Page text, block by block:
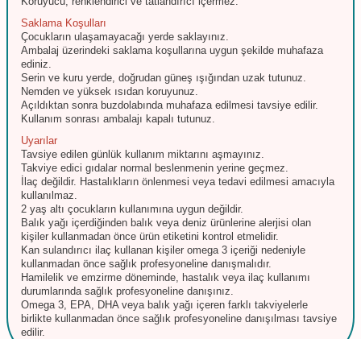
Saklama Koşulları
Çocukların ulaşamayacağı yerde saklayınız.
Ambalaj üzerindeki saklama koşullarına uygun şekilde muhafaza
ediniz.
Serin ve kuru yerde, doğrudan güneş ışığından uzak tutunuz.
Nemden ve yüksek ısıdan koruyunuz.
Açıldıktan sonra buzdolabında muhafaza edilmesi tavsiye edilir.
Kullanım sonrası ambalajı kapalı tutunuz.
Uyarılar
Tavsiye edilen günlük kullanım miktarını aşmayınız.
Takviye edici gıdalar normal beslenmenin yerine geçmez.
İlaç değildir. Hastalıkların önlenmesi veya tedavi edilmesi amacıyla
kullanılmaz.
2 yaş altı çocukların kullanımına uygun değildir.
Balık yağı içerdiğinden balık veya deniz ürünlerine alerjisi olan
kişiler kullanmadan önce ürün etiketini kontrol etmelidir.
Kan sulandırıcı ilaç kullanan kişiler omega 3 içeriği nedeniyle
kullanmadan önce sağlık profesyoneline danışmalıdır.
Hamilelik ve emzirme döneminde, hastalık veya ilaç kullanımı
durumlarında sağlık profesyoneline danışınız.
Omega 3, EPA, DHA veya balık yağı içeren farklı takviyelerle
birlikte kullanmadan önce sağlık profesyoneline danışılması tavsiye
edilir.